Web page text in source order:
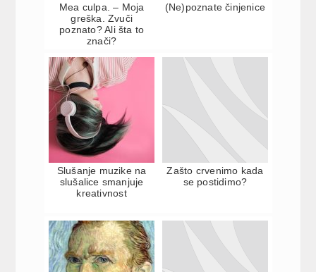
Mea culpa. – Moja
greška. Zvuči
poznato? Ali šta to
znači?
(Ne)poznate činjenice
Slušanje muzike na
slušalice smanjuje
kreativnost
Zašto crvenimo kada
se postidimo?